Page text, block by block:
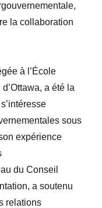
la collaboration
à l’École
a été la
sous
expérience
du Conseil
a soutenu
relations